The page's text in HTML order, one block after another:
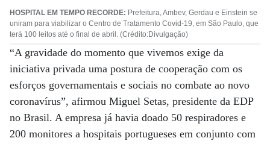
HOSPITAL EM TEMPO RECORDE: Prefeitura, Ambev, Gerdau e Einstein se
uniram para viabilizar o Centro de Tratamento Covid-19, em São Paulo, que
terá 100 leitos até o final de abril. (Crédito:Divulgação)
“A gravidade do momento que vivemos exige da
iniciativa privada uma postura de cooperação com os
esforços governamentais e sociais no combate ao novo
coronavírus”, afirmou Miguel Setas, presidente da EDP
no Brasil. A empresa já havia doado 50 respiradores e
200 monitores a hospitais portugueses em conjunto com